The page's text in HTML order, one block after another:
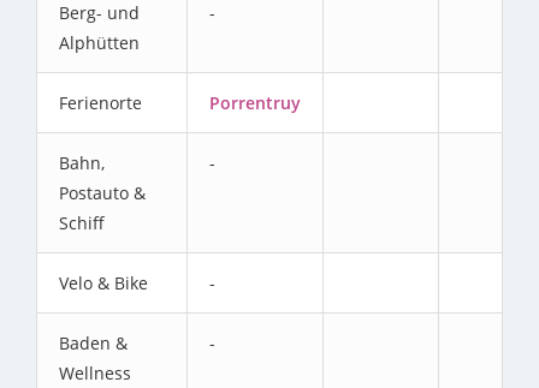
Berg- und
Alphütten
-
Ferienorte Porrentruy
Bahn,
Postauto &
Schiff
-
Velo & Bike -
Baden &
Wellness
-